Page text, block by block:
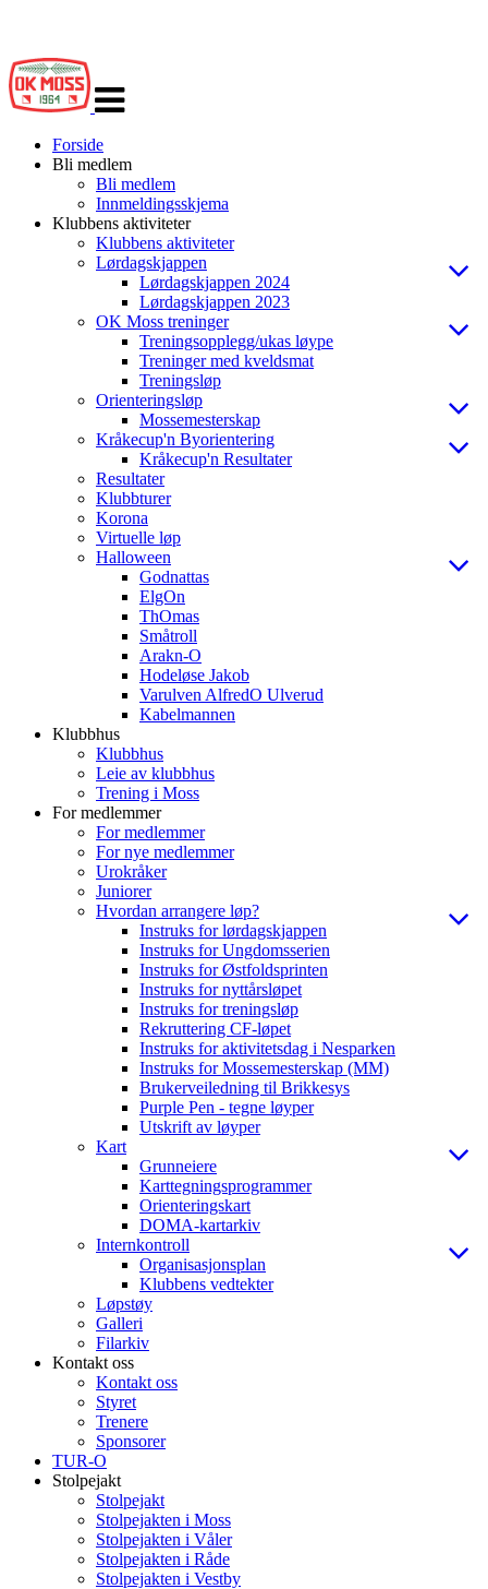
navigasjon
Forside
Bli medlem
Bli medlem
Innmeldingsskjema
Klubbens aktiviteter
Klubbens aktiviteter
Lørdagskjappen
Lørdagskjappen 2024
Lørdagskjappen 2023
OK Moss treninger
Treningsopplegg/ukas løype
Treninger med kveldsmat
Treningsløp
Orienteringsløp
Mossemesterskap
Kråkecup'n Byorientering
Kråkecup'n Resultater
Resultater
Klubbturer
Korona
Virtuelle løp
Halloween
Godnattas
ElgOn
ThOmas
Småtroll
Arakn-O
Hodeløse Jakob
Varulven AlfredO Ulverud
Kabelmannen
Klubbhus
Klubbhus
Leie av klubbhus
Trening i Moss
For medlemmer
For medlemmer
For nye medlemmer
Urokråker
Juniorer
Hvordan arrangere løp?
Instruks for lørdagskjappen
Instruks for Ungdomsserien
Instruks for Østfoldsprinten
Instruks for nyttårsløpet
Instruks for treningsløp
Rekruttering CF-løpet
Instruks for aktivitetsdag i Nesparken
Instruks for Mossemesterskap (MM)
Brukerveiledning til Brikkesys
Purple Pen - tegne løyper
Utskrift av løyper
Kart
Grunneiere
Karttegningsprogrammer
Orienteringskart
DOMA-kartarkiv
Internkontroll
Organisasjonsplan
Klubbens vedtekter
Løpstøy
Galleri
Filarkiv
Kontakt oss
Kontakt oss
Styret
Trenere
Sponsorer
TUR-O
Stolpejakt
Stolpejakt
Stolpejakten i Moss
Stolpejakten i Våler
Stolpejakten i Råde
Stolpejakten i Vestby